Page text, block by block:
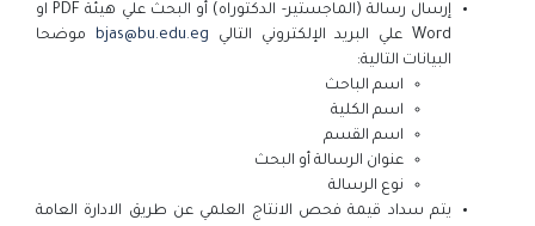
إرسال رسالة (الماجستير- الدكتوراه) أو البحث علي هيئة PDF او
Word علي البريد الإلكتروني التالي
bjas@bu.edu.eg موضحا
البيانات التالية:
اسم الباحث
اسم الكلية
اسم القسم
عنوان الرسالة أو البحث
نوع الرسالة
يتم سداد قيمة فحص الانتاج العلمي عن طريق الادارة العامة